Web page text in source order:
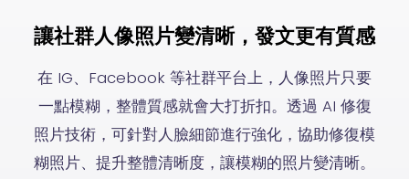
讓社群人像照片變清晰，發文更有質感
在 IG、Facebook 等社群平台上，人像照片只要
一點模糊，整體質感就會大打折扣。透過 AI 修復
照片技術，可針對人臉細節進行強化，協助修復模
糊照片、提升整體清晰度，讓模糊的照片變清晰。